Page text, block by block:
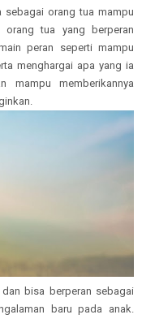
sebagai orang tua mampu
orang tua yang berperan
peran seperti mampu
menghargai apa yang ia
mampu memberikannya
bisa berperan sebagai
baru pada anak.